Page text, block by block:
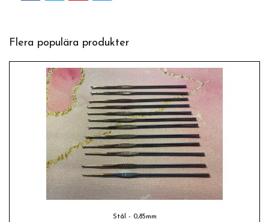
Flera populära produkter
Stål - 0,85mm